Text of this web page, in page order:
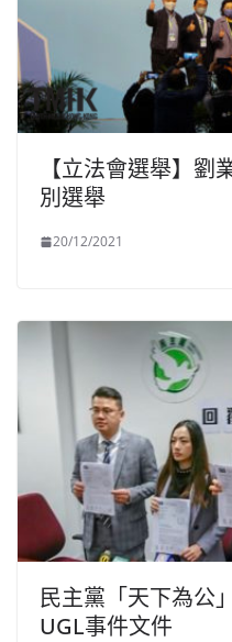
【立法會選舉】
別選舉
20/12/2021
民主黨「天下為公
UGL事件文件